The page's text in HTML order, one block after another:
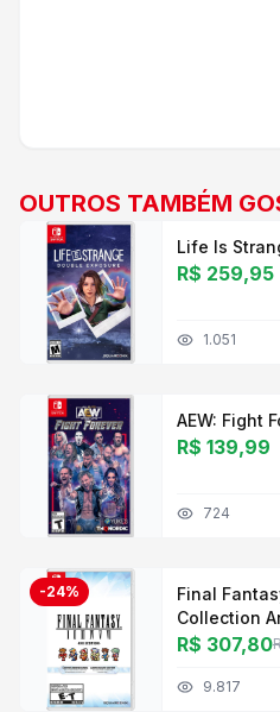
OUTROS TAMBÉM
Life Is
R$ 259,95
1.051
AEW: Fight
R$ 139,99
724
-24%
Final
Collection
R$ 307,80
9.817